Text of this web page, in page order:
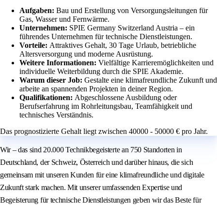
Aufgaben: Bau und Erstellung von Versorgungsleitungen für
Gas, Wasser und Fernwärme.
Unternehmen: SPIE Germany Switzerland Austria – ein
führendes Unternehmen für technische Dienstleistungen.
Vorteile: Attraktives Gehalt, 30 Tage Urlaub, betriebliche
Altersversorgung und moderne Ausrüstung.
Weitere Informationen: Vielfältige Karrieremöglichkeiten und
individuelle Weiterbildung durch die SPIE Akademie.
Warum dieser Job: Gestalte eine klimafreundliche Zukunft und
arbeite an spannenden Projekten in deiner Region.
Qualifikationen: Abgeschlossene Ausbildung oder
Berufserfahrung im Rohrleitungsbau, Teamfähigkeit und
technisches Verständnis.
Das prognostizierte Gehalt liegt zwischen 40000 - 50000 € pro Jahr.
Wir – das sind 20.000 Technikbegeisterte an 750 Standorten in
Deutschland, der Schweiz, Österreich und darüber hinaus, die sich
gemeinsam mit unseren Kunden für eine klimafreundliche und digitale
Zukunft stark machen. Mit unserer umfassenden Expertise und
Begeisterung für technische Dienstleistungen geben wir das Beste für